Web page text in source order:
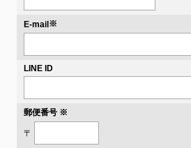
E-mail※
LINE ID
郵便番号 ※
〒